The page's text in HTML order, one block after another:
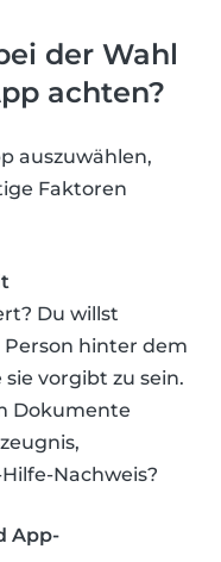
der Wahl
achten?
auszuwählen,
Faktoren
Du willst
Person hinter dem
vorgibt zu sein.
Dokumente
Nachweis?
App-